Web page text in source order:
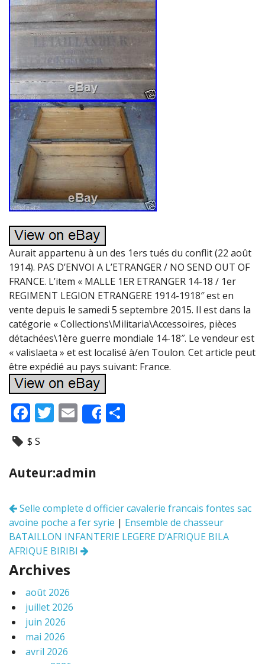
Aurait appartenu à un des 1ers tués du conflit (22 août
1914). PAS D’ENVOI A L’ETRANGER / NO SEND OUT OF
FRANCE. L’item « MALLE 1ER ETRANGER 14-18 / 1er
REGIMENT LEGION ETRANGERE 1914-1918″ est en
vente depuis le samedi 5 septembre 2015. Il est dans la
catégorie « Collections\Militaria\Accessoires, pièces
détachées\1ère guerre mondiale 14-18″. Le vendeur est
« valislaeta » et est localisé à/en Toulon. Cet article peut
être expédié au pays suivant: France.
F
ac
e
b
o
k
T
er
E
m
l
Share
$ S
Auteur:admin
Navigation
des
articles
Selle complete d officier cavalerie francais fontes sac
avoine poche a fer syrie | Ensemble de chasseur
BATAILLON INFANTERIE LEGERE D’AFRIQUE BILA
AFRIQUE BIRIBI
Archives
août 2026
juillet 2026
juin 2026
mai 2026
avril 2026